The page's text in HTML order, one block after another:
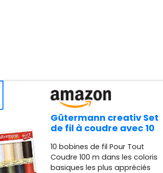
Gütermann creativ Set
de fil à coudre avec 10
Tout Coudre 100 m
dans les coloris
basiques
10 bobines de fil Pour Tout
Coudre 100 m dans les coloris
basiques les plus appréciés